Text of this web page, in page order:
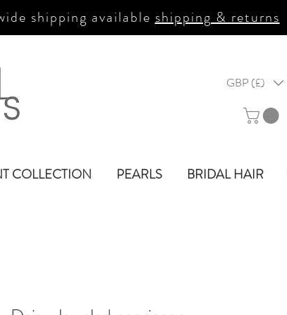
shipping availableshipping & returns
GBP (£)
COLLECTION PEARLS BRIDAL HAIR